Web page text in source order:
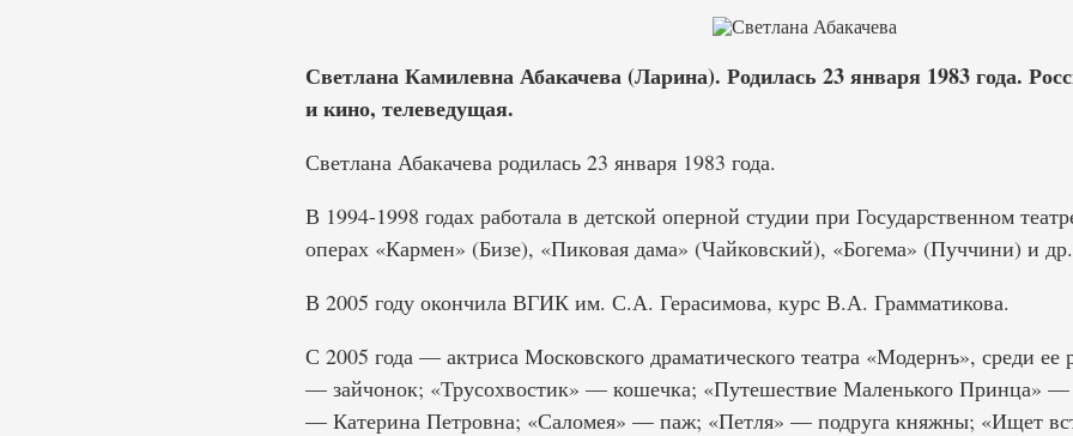
Светлана Камилевна Абакачева (Ларина). Родилась 23 января 1983 года.
и кино, телеведущая.
Светлана Абакачева родилась 23 января 1983 года.
В 1994-1998 годах работала в детской оперной студии при Государственном
операх «Кармен» (Бизе), «Пиковая дама» (Чайковский), «Богема» (Пуччини) и др.
В 2005 году окончила ВГИК им. С.А. Герасимова, курс В.А. Грамматикова.
С 2005 года — актриса Московского драматического театра «Модернъ», среди ее
— зайчонок; «Трусохвостик» — кошечка; «Путешествие Маленького Принца»
— Катерина Петровна; «Саломея» — паж; «Петля» — подруга княжны; «Ищет